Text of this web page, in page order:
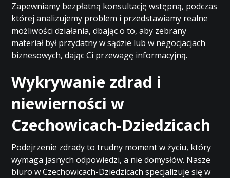
Zapewniamy bezpłatną konsultację wstępną, podczas
której analizujemy problem i przedstawiamy realne
możliwości działania, dbając o to, aby zebrany
materiał był przydatny w sądzie lub w negocjacjach
biznesowych, dając Ci przewagę informacyjną.
Wykrywanie zdrad i
niewierności w
Czechowicach-Dziedzicach
Podejrzenie zdrady to trudny moment w życiu, który
wymaga jasnych odpowiedzi, a nie domysłów. Nasze
biuro w Czechowicach-Dziedzicach specjalizuje się w